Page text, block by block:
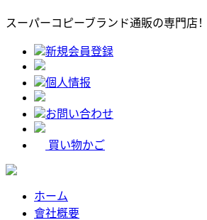
スーパーコピーブランド通販の専門店！
新規会員登録
個人情报
お問い合わせ
買い物かご
ホーム
會社概要